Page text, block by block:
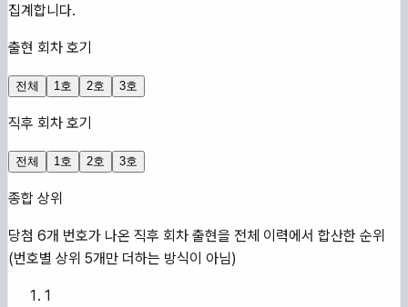
집계합니다.
출현 회차 호기
전체 1호 2호 3호
직후 회차 호기
전체 1호 2호 3호
종합 상위
당첨 6개 번호가 나온 직후 회차 출현을 전체 이력에서 합산한 순위
(번호별 상위 5개만 더하는 방식이 아님)
1